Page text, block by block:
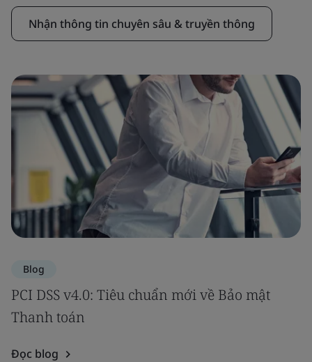
Nhận thông tin chuyên sâu & truyền thông
Blog
PCI DSS v4.0: Tiêu chuẩn mới về Bảo mật
Thanh toán
Đọc blog